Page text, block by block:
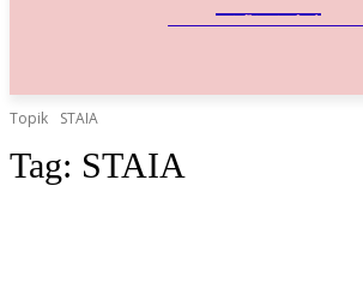
Referensi Bisnis Indonesia
Topik STAIA
Tag: STAIA